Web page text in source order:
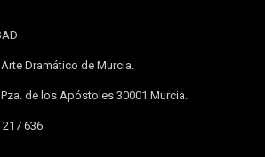
Dramático de Murcia.
de los Apóstoles 30001 Murcia.
217 636